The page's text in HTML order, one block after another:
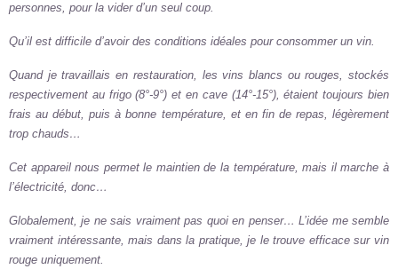
personnes, pour la vider d’un seul coup.
Qu’il est difficile d’avoir des conditions idéales pour consommer un vin.
Quand je travaillais en restauration, les vins blancs ou rouges, stockés
respectivement au frigo (8°-9°) et en cave (14°-15°), étaient toujours bien
frais au début, puis à bonne température, et en fin de repas, légèrement
trop chauds…
Cet appareil nous permet le maintien de la température, mais il marche à
l’électricité, donc…
Globalement, je ne sais vraiment pas quoi en penser… L’idée me semble
vraiment intéressante, mais dans la pratique, je le trouve efficace sur vin
rouge uniquement.